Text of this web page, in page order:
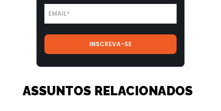
ASSUNTOS RELACIONADOS